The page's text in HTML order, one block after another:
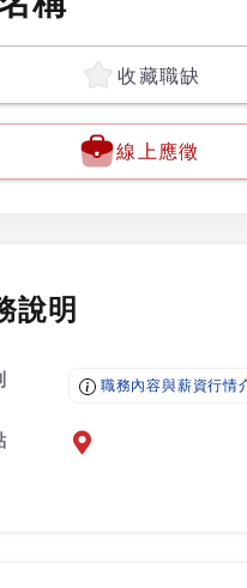
收藏職缺
線上應徵
說明
職務內容與薪資行情
前往查看地圖